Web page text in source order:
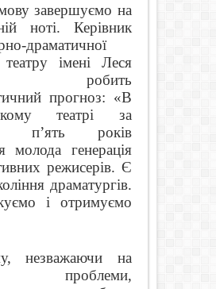
завершуємо на
ноті. Керівник
драматичної
театру імені Леся
робить
прогноз: «В
театрі за
п’ять років
молода генерація
режисерів. Є
драматургів.
і отримуємо
незважаючи на
проблеми,